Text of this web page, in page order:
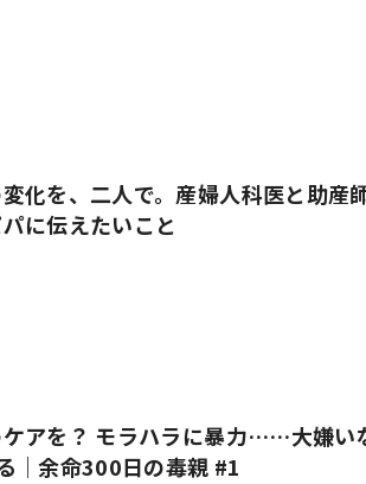
化を、二人で。産婦人科医と助産
に伝えたいこと
ケアを？ モラハラに暴力……大嫌い
｜余命300日の毒親 #1